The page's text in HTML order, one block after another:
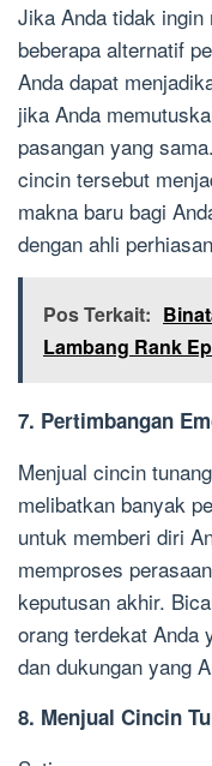
Jika Anda tidak ingin
beberapa alternatif
Anda dapat
jika Anda
pasangan yang
cincin tersebut
makna baru bagi
dengan ahli
Pos Terkait:
Lambang Rank
7. Pertimbangan
Menjual cincin
melibatkan banyak
untuk memberi diri
memproses
keputusan akhir.
orang terdekat Anda
dan dukungan yang
8. Menjual Cincin